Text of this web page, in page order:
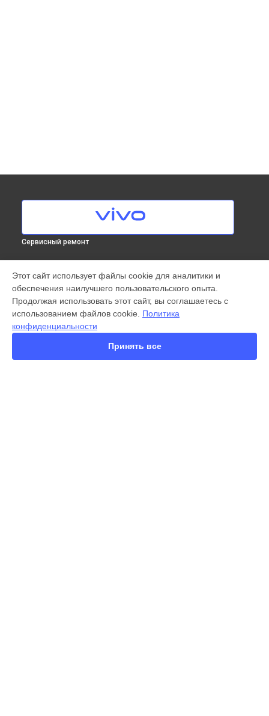
Сервисный ремонт
X300 Pro
X200 FE
X200 Ultra
X200 Pro
Этот сайт использует файлы cookie для аналитики и
обеспечения наилучшего пользовательского опыта.
Продолжая использовать этот сайт, вы соглашаетесь с
использованием файлов cookie. Политика
конфиденциальности
Принять все